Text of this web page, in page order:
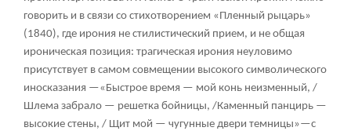
говорить и в связи со стихотворением «Пленный рыцарь»
(1840), где ирония не стилистический прием, и не общая
ироническая позиция: трагическая ирония неуловимо
присутствует в самом совмещении высокого символического
иносказания —«Быстрое время — мой конь неизменный, /
Шлема забрало — решетка бойницы, /Каменный панцирь —
высокие стены, / Щит мой — чугунные двери темницы»—с